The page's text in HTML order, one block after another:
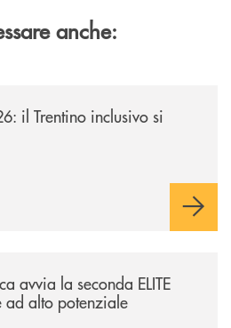
anche:
il Trentino inclusivo si
avvia la seconda ELITE
ad alto potenziale